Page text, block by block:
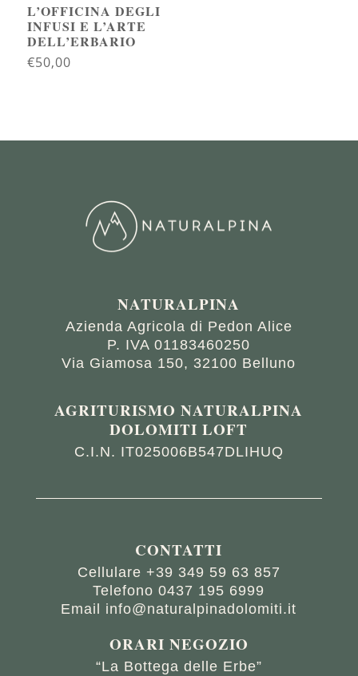
L’OFFICINA DEGLI
INFUSI E L’ARTE
DELL’ERBARIO
€50,00
NATURALPINA
Azienda Agricola di Pedon Alice
P. IVA 01183460250
Via Giamosa 150, 32100 Belluno
AGRITURISMO NATURALPINA
DOLOMITI LOFT
C.I.N. IT025006B547DLIHUQ
CONTATTI
Cellulare +39 349 59 63 857
Telefono0437 195 6999
Email
info@naturalpinadolomiti.it
ORARI NEGOZIO
“La Bottega delle Erbe”